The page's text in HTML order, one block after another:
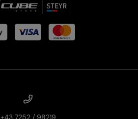
+43 7252 / 98219